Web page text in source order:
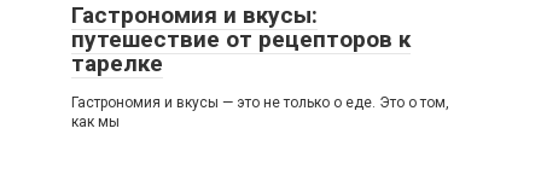
Гастрономия и вкусы:
путешествие от рецепторов к
тарелке
Гастрономия и вкусы — это не только о еде. Это о том,
как мы